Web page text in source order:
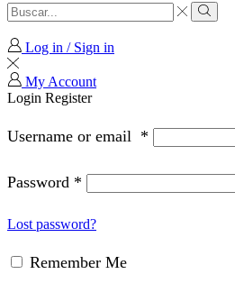
Search
input
Search
Log in / Sign in
My Account
Login Register
Username or email *
Password *
Lost password?
Remember Me